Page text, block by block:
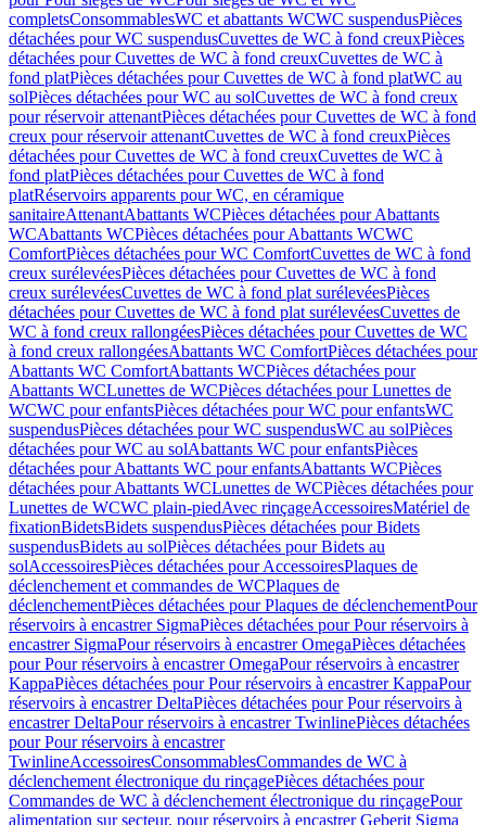
completsConsommablesWC et abattants WCWC suspendusPièces
détachées pour WC suspendusCuvettes de WC à fond creuxPièces
détachées pour Cuvettes de WC à fond creuxCuvettes de WC à
fond platPièces détachées pour Cuvettes de WC à fond platWC au
solPièces détachées pour WC au solCuvettes de WC à fond creux
pour réservoir attenantPièces détachées pour Cuvettes de WC à fond
creux pour réservoir attenantCuvettes de WC à fond creuxPièces
détachées pour Cuvettes de WC à fond creuxCuvettes de WC à
fond platPièces détachées pour Cuvettes de WC à fond
platRéservoirs apparents pour WC, en céramique
sanitaireAttenantAbattants WCPièces détachées pour Abattants
WCAbattants WCPièces détachées pour Abattants WCWC
ComfortPièces détachées pour WC ComfortCuvettes de WC à fond
creux surélevéesPièces détachées pour Cuvettes de WC à fond
creux surélevéesCuvettes de WC à fond plat surélevéesPièces
détachées pour Cuvettes de WC à fond plat surélevéesCuvettes de
WC à fond creux rallongéesPièces détachées pour Cuvettes de WC
à fond creux rallongéesAbattants WC ComfortPièces détachées pour
Abattants WC ComfortAbattants WCPièces détachées pour
Abattants WCLunettes de WCPièces détachées pour Lunettes de
WCWC pour enfantsPièces détachées pour WC pour enfantsWC
suspendusPièces détachées pour WC suspendusWC au solPièces
détachées pour WC au solAbattants WC pour enfantsPièces
détachées pour Abattants WC pour enfantsAbattants WCPièces
détachées pour Abattants WCLunettes de WCPièces détachées pour
Lunettes de WCWC plain-piedAvec rinçageAccessoiresMatériel de
fixationBidetsBidets suspendusPièces détachées pour Bidets
suspendusBidets au solPièces détachées pour Bidets au
solAccessoiresPièces détachées pour AccessoiresPlaques de
déclenchement et commandes de WCPlaques de
déclenchementPièces détachées pour Plaques de déclenchementPour
réservoirs à encastrer SigmaPièces détachées pour Pour réservoirs à
encastrer SigmaPour réservoirs à encastrer OmegaPièces détachées
pour Pour réservoirs à encastrer OmegaPour réservoirs à encastrer
KappaPièces détachées pour Pour réservoirs à encastrer KappaPour
réservoirs à encastrer DeltaPièces détachées pour Pour réservoirs à
encastrer DeltaPour réservoirs à encastrer TwinlinePièces détachées
pour Pour réservoirs à encastrer
TwinlineAccessoiresConsommablesCommandes de WC à
déclenchement électronique du rinçagePièces détachées pour
Commandes de WC à déclenchement électronique du rinçagePour
alimentation sur secteur, pour réservoirs à encastrer Geberit Sigma